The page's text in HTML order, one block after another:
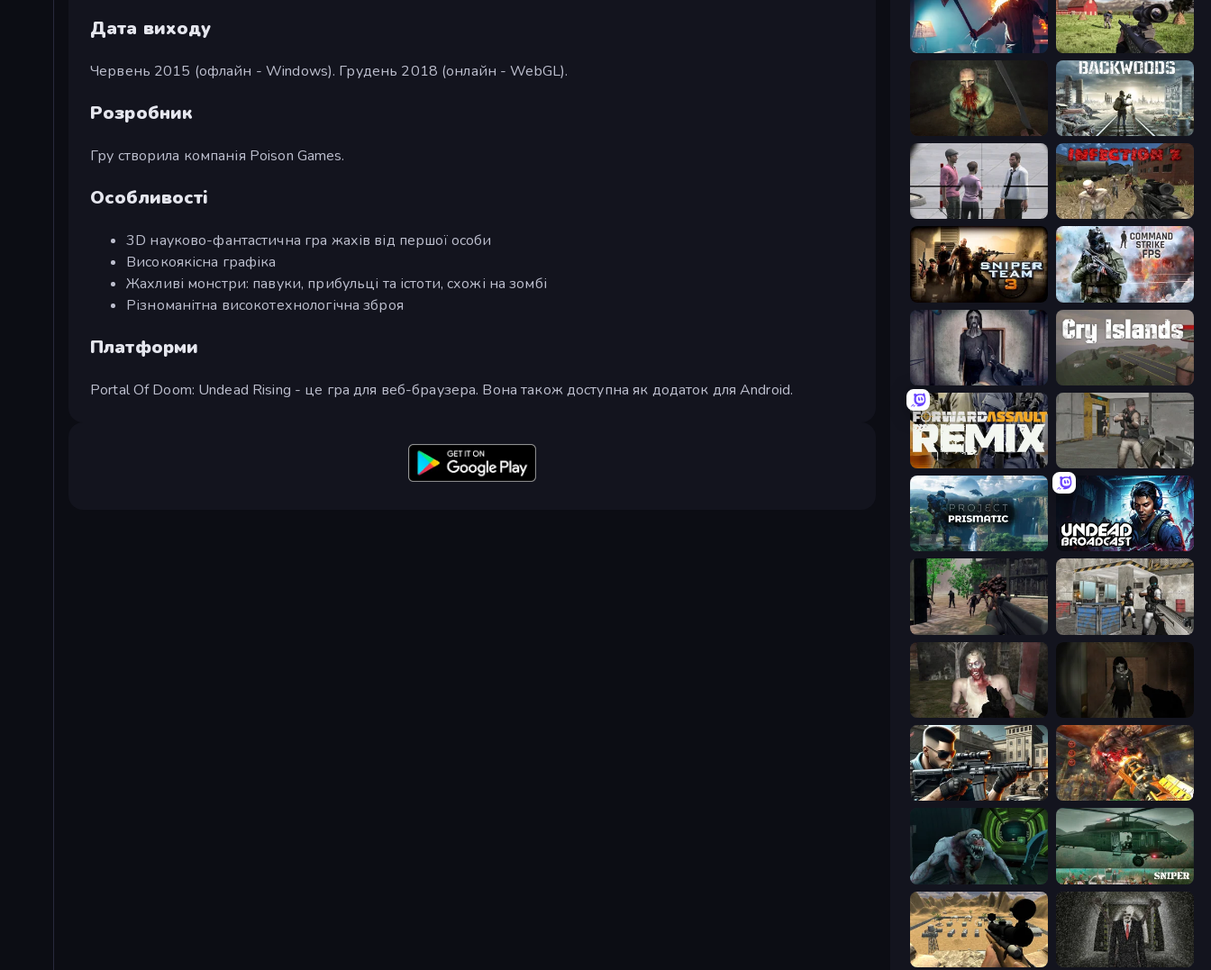
Дата виходу
Червень 2015 (офлайн - Windows). Грудень 2018 (онлайн - WebGL).
Розробник
Гру створила компанія Poison Games.
Особливості
3D науково-фантастична гра жахів від першої особи
Високоякісна графіка
Жахливі монстри: павуки, прибульці та істоти, схожі на зомбі
Різноманітна високотехнологічна зброя
Платформи
Portal Of Doom: Undead Rising - це гра для веб-браузера. Вона також доступна як додаток для Android.
You Are Being Watched Dead Zed
Shoot Your Nightmare: The Beginning Backwoods
Infection Z
Sniper Team 3 Command Strike FPS
Slendrina Must Die: The Cellar
Forward Assault Remix Warfare Area
Project Prismatic Undead Broadcast
Sudden Attack Bullet Fury 2
Zombie Mayhem Online
Sure Shot Cemetery Warrior 4
Shoot Your Nightmare: Space Isolation SNIPER
Ghost Sniper Slenderman Must Die: Underground Bunker